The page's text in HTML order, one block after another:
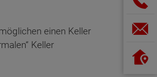
einen Keller
Keller